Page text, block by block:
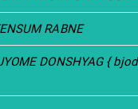
RABNE
DONSHYAG { bjod